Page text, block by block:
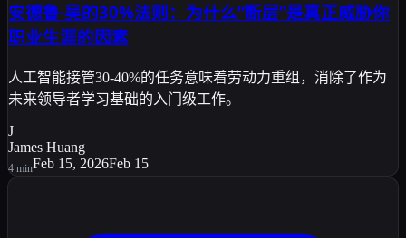
安德鲁·吴的30%法则：为什么“断层”是真正威胁你
职业生涯的因素
人工智能接管30-40%的任务意味着劳动力重组，消除了作为
未来领导者学习基础的入门级工作。
J
James Huang
4 minFeb 15, 2026Feb 15